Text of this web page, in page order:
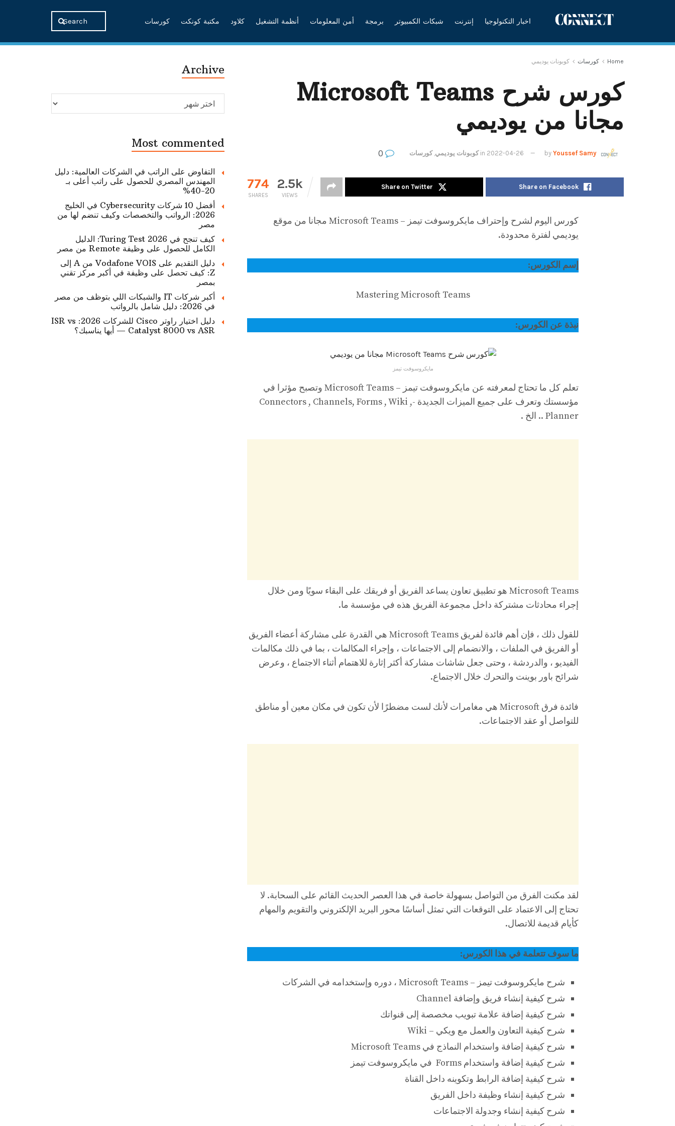
اخبار التكنولوجيا إنترنت شبكات الكمبيوتر برمجة أمن المعلومات أنظمة التشغيل كلاود مكتبة كونكت كورسات
Home كورسات كوبونات يوديمي
كورس شرح Microsoft Teams
مجانا من يوديمي
by Youssef Samy
2022-04-26
in كوبونات يوديمي ,كورسات
774
SHARES
2.5k
VIEWS
Share on Facebook
Share on Twitter
كورس اليوم لشرح وإحتراف مايكروسوفت تيمز – Microsoft Teams مجانا من موقع
يوديمي لفترة محدودة.
إسم الكورس:
Mastering Microsoft Teams
نبذة عن الكورس:
مايكروسوفت تيمز
تعلم كل ما تحتاج لمعرفته عن مايكروسوفت تيمز – Microsoft Teams وتصبح مؤثرا في
مؤسستك وتعرف على جميع الميزات الجديدة -Connectors , Channels, Forms , Wiki ,
Planner .. الخ .
Microsoft Teams هو تطبيق تعاون يساعد الفريق أو فريقك على البقاء سويًا ومن خلال
إجراء محادثات مشتركة داخل مجموعة الفريق هذه في مؤسسة ما.
للقول ذلك ، فإن أهم فائدة لفريق Microsoft Teams هي القدرة على مشاركة أعضاء الفريق
أو الفريق في الملفات ، والانضمام إلى الاجتماعات ، وإجراء المكالمات ، بما في ذلك مكالمات
الفيديو ، والدردشة ، وحتى جعل شاشات مشاركة أكثر إثارة للاهتمام أثناء الاجتماع ، وعرض
شرائح باور بوينت والتحرك خلال الاجتماع.
فائدة فرق Microsoft هي مغامرات لأنك لست مضطرًا لأن تكون في مكان معين أو مناطق
للتواصل أو عقد الاجتماعات.
لقد مكنت الفرق من التواصل بسهولة خاصة في هذا العصر الحديث القائم على السحابة. لا
تحتاج إلى الاعتماد على التوقعات التي تمثل أساسًا محور البريد الإلكتروني والتقويم والمهام
كأيام قديمة للاتصال.
ما سوف تتعلمة في هذا الكورس:
شرح مايكروسوفت تيمز – Microsoft Teams ، دوره وإستخدامه في الشركات
شرح كيفية إنشاء فريق وإضافة Channel
شرح كيفية إضافة علامة تبويب مخصصة إلى قنواتك
شرح كيفية التعاون والعمل مع ويكي – Wiki
شرح كيفية إضافة واستخدام النماذج في Microsoft Teams
شرح كيفية إضافة واستخدام Forms في مايكروسوفت تيمز
شرح كيفية إضافة الرابط وتكوينه داخل القناة
شرح كيفية إنشاء وظيفة داخل الفريق
شرح كيفية إنشاء وجدولة الاجتماعات
Archive
Archive
Most commented
التفاوض على الراتب في الشركات العالمية: دليل
المهندس المصري للحصول على راتب أعلى بـ
20-40%
أفضل 10 شركات Cybersecurity في الخليج
2026: الرواتب والتخصصات وكيف تنضم لها من
مصر
كيف تنجح في Turing Test 2026: الدليل
الكامل للحصول على وظيفة Remote من مصر
دليل التقديم على Vodafone VOIS من A إلى
Z: كيف تحصل على وظيفة في أكبر مركز تقني
بمصر
أكبر شركات IT والشبكات اللي بتوظف من مصر
في 2026: دليل شامل بالرواتب
دليل اختيار راوتر Cisco للشركات 2026: ISR vs
Catalyst 8000 vs ASR — أيها يناسبك؟